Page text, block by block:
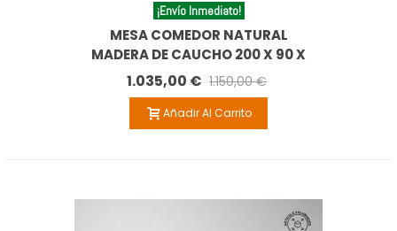
¡Envío Inmediato!
MESA COMEDOR NATURAL
MADERA DE CAUCHO 200 X 90 X
77,50 CM
1.035,00 € 1.150,00 €
Añadir Al Carrito